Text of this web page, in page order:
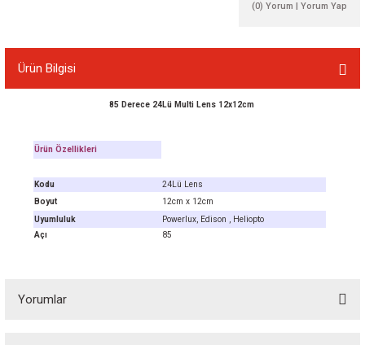
(0) Yorum | Yorum Yap
Ürün Bilgisi
85 Derece 24Lü Multi Lens 12x12cm
Ürün Özellikleri
Kodu
24Lü Lens
Boyut
12cm x 12cm
Uyumluluk
Powerlux, Edison , Heliopto
Açı
85
Yorumlar